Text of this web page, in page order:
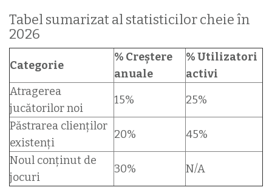
Tabel sumarizat al statisticilor cheie în
2026
Categorie
% Creștere
anuale
% Utilizatori
activi
Atragerea
jucătorilor noi
15%
25%
Păstrarea clienților
existenți
20%
45%
Noul conținut de
jocuri
30% N/A